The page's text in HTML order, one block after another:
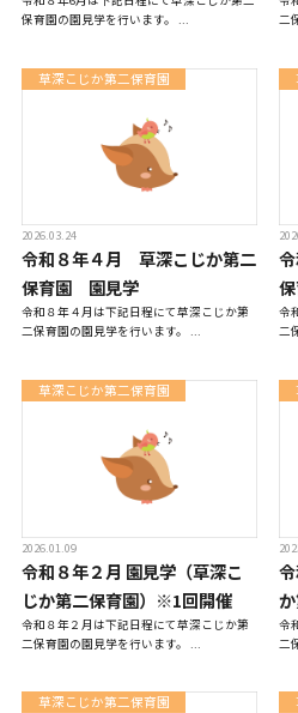
草深こじか第
こじかKIDS
ホ
こじか
採用
保育園の園見学を行います。 ...
二
草深こじか第二保育園
2026.03.24
令和８年４月 草深こじか第二
保育園 園見学
令和８年４月は下記日程にて草深こじか第
二保育園の園見学を行います。 ...
令
二
草深こじか第二保育園
2026.01.09
令和８年２月 園見学（草深こ
じか第二保育園）※1回開催
令和８年２月は下記日程にて草深こじか第
二保育園の園見学を行います。 ...
令
二
草深こじか第二保育園